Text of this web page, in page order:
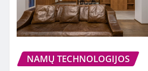
NAMŲ TECHNOLOGIJOS